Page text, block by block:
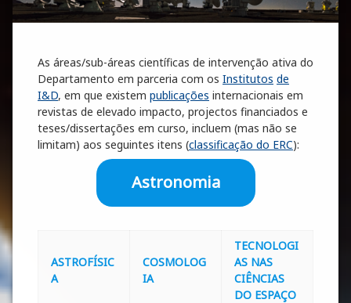
As áreas/sub-áreas científicas de intervenção ativa do
Departamento em parceria com os Institutos de
I&D, em que existem publicações internacionais em
revistas de elevado impacto, projectos financiados e
teses/dissertações em curso, incluem (mas não se
limitam) aos seguintes itens (classificação do ERC):
Astronomia
ASTROFÍSIC
A
COSMOLOG
IA
TECNOLOGI
AS NAS
CIÊNCIAS
DO ESPAÇO